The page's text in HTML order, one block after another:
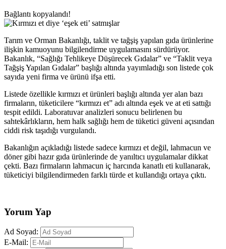
Bağlantı kopyalandı!
Tarım ve Orman Bakanlığı, taklit ve tağşiş yapılan gıda ürünlerine
ilişkin kamuoyunu bilgilendirme uygulamasını sürdürüyor.
Bakanlık, “Sağlığı Tehlikeye Düşürecek Gıdalar” ve “Taklit veya
Tağşiş Yapılan Gıdalar” başlığı altında yayımladığı son listede çok
sayıda yeni firma ve ürünü ifşa etti.
Listede özellikle kırmızı et ürünleri başlığı altında yer alan bazı
firmaların, tüketicilere “kırmızı et” adı altında eşek ve at eti sattığı
tespit edildi. Laboratuvar analizleri sonucu belirlenen bu
sahtekârlıkların, hem halk sağlığı hem de tüketici güveni açısından
ciddi risk taşıdığı vurgulandı.
Bakanlığın açıkladığı listede sadece kırmızı et değil, lahmacun ve
döner gibi hazır gıda ürünlerinde de yanıltıcı uygulamalar dikkat
çekti. Bazı firmaların lahmacun iç harcında kanatlı eti kullanarak,
tüketiciyi bilgilendirmeden farklı türde et kullandığı ortaya çıktı.
Yorum Yap
Ad Soyad:
E-Mail: